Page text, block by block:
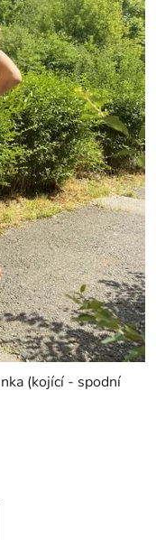
(kojící - spodní